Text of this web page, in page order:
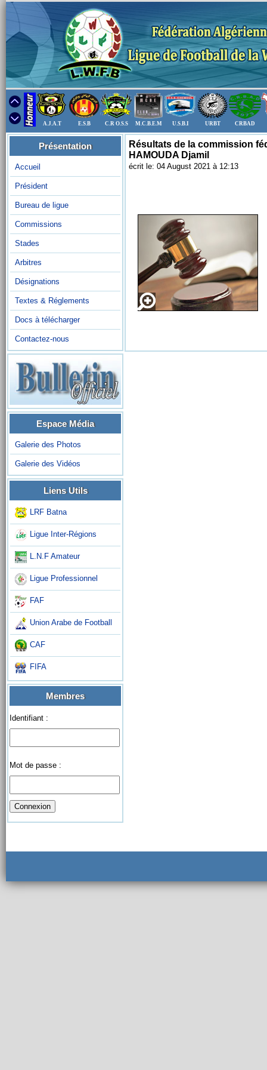
A.J.A.T E.S.B C.R O.S.S M.C.B.E.M U.S.B.I URBT CRBAD
Présentation
Accueil
Président
Bureau de ligue
Commissions
Stades
Arbitres
Désignations
Textes & Réglements
Docs à télécharger
Contactez-nous
Espace Média
Galerie des Photos
Galerie des Vidéos
Liens Utils
LRF Batna
Ligue Inter-Régions
L.N.F Amateur
Ligue Professionnel
FAF
Union Arabe de Football
CAF
FIFA
Membres
Identifiant :
Mot de passe :
Résultats de la commission
HAMOUDA Djamil‎
écrit le: 04 August 2021 à 12:13